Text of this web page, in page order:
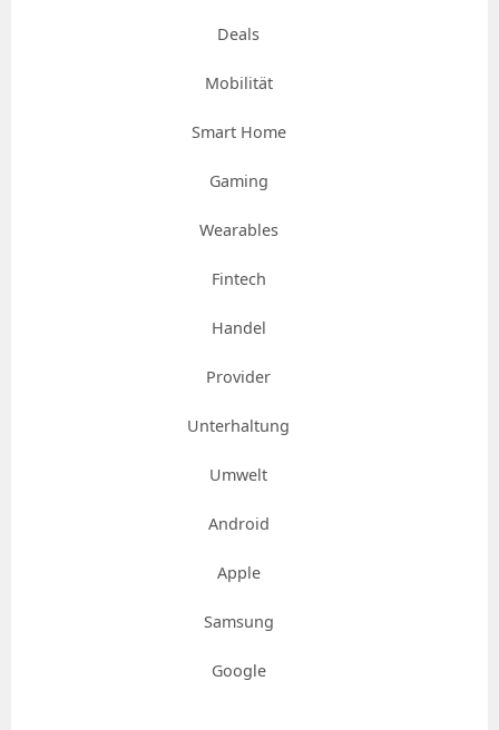
Deals
Mobilität
Smart Home
Gaming
Wearables
Fintech
Handel
Provider
Unterhaltung
Umwelt
Android
Apple
Samsung
Google